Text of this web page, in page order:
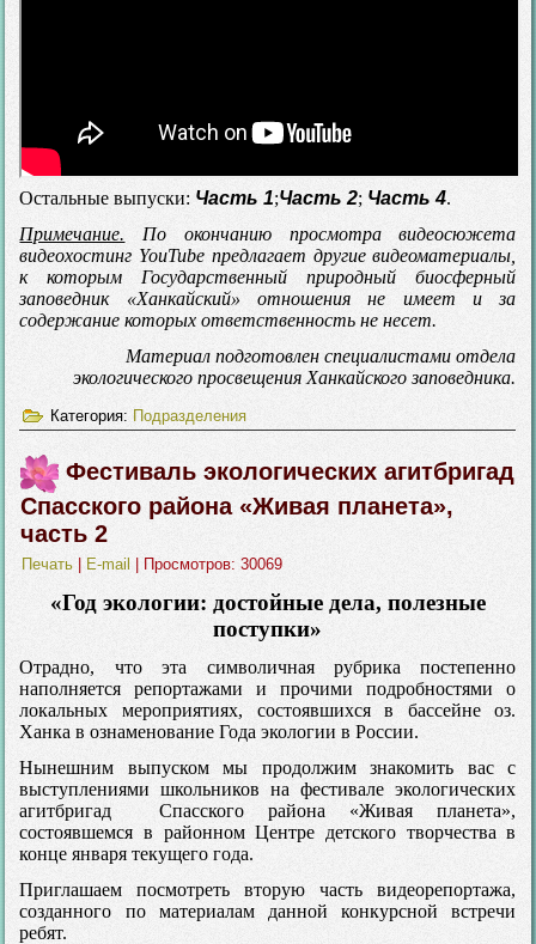
Остальные выпуски: Часть 1;Часть 2; Часть 4.
Примечание. По окончанию просмотра видеосюжета
видеохостинг YouTube предлагает другие видеоматериалы,
к которым Государственный природный биосферный
заповедник «Ханкайский» отношения не имеет и за
содержание которых ответственность не несет.
Материал подготовлен специалистами отдела
экологического просвещения Ханкайского заповедника.
Категория: Подразделения
Фестиваль экологических агитбригад
Спасского района «Живая планета»,
часть 2
Печать E-mail | Просмотров: 30069
«Год экологии: достойные дела, полезные
поступки»
Отрадно, что эта символичная рубрика постепенно
наполняется репортажами и прочими подробностями о
локальных мероприятиях, состоявшихся в бассейне оз.
Ханка в ознаменование Года экологии в России.
Нынешним выпуском мы продолжим знакомить вас с
выступлениями школьников на фестивале экологических
агитбригад Спасского района «Живая планета»,
состоявшемся в районном Центре детского творчества в
конце января текущего года.
Приглашаем посмотреть вторую часть видеорепортажа,
созданного по материалам данной конкурсной встречи
ребят.